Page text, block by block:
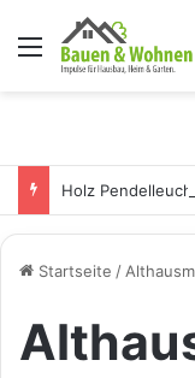
Menü
Startseite /